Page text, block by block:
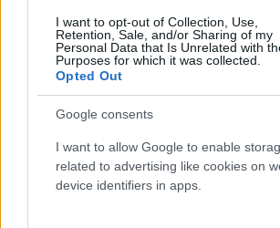
I want to opt-out of Collection, Use,
Retention, Sale, and/or Sharing of my
Personal Data that Is Unrelated with
Purposes for which it was collected.
Opted Out
Google consents
I want to allow Google to enable
related to advertising like cookies on
device identifiers in apps.
πιστέψω ότι ο Μπάμπης μπορεί να
Καρολάιν…».
Τι αναφέρει στο ημερολόγιο
Η νεαρή κοπέλα κατέγραφε στο
όσα ένιωθε και σκέπτονταν. Όπως
πιλότο σύζυγό της και να βρει άλλο